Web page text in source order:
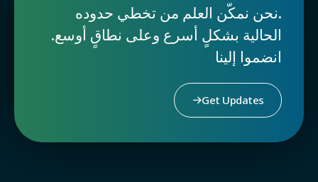
.نحن نمكّن العلم من تخطي حدوده
الحالية بشكلٍ أسرع وعلى نطاقٍ أوسع.
انضموا إلينا
Get Updates